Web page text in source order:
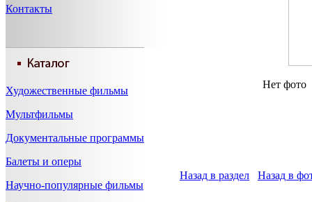
Контакты
Художественные фильмы
Мультфильмы
Документальные программы
Балеты и оперы
Научно-популярные фильмы
Нет фото
Назад в раздел Назад в